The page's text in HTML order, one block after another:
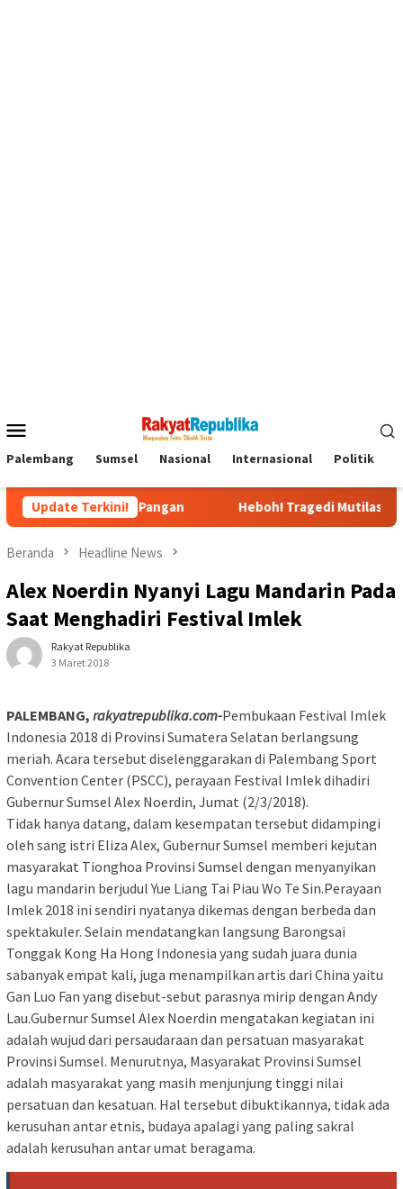
Mobile
Palembang Sumsel Nasional Internasional Politik
Update Terkini!
Pangan Heboh! Tragedi Mutilasi di Depok:
Beranda Headline News
Alex Noerdin Nyanyi Lagu Mandarin Pada
Saat Menghadiri Festival Imlek
Rakyat Republika
3 Maret 2018
PALEMBANG, rakyatrepublika.com-Pembukaan Festival Imlek
Indonesia 2018 di Provinsi Sumatera Selatan berlangsung
meriah. Acara tersebut diselenggarakan di Palembang Sport
Convention Center (PSCC), perayaan Festival Imlek dihadiri
Gubernur Sumsel Alex Noerdin, Jumat (2/3/2018).
Tidak hanya datang, dalam kesempatan tersebut didampingi
oleh sang istri Eliza Alex, Gubernur Sumsel memberi kejutan
masyarakat Tionghoa Provinsi Sumsel dengan menyanyikan
lagu mandarin berjudul Yue Liang Tai Piau Wo Te Sin.Perayaan
Imlek 2018 ini sendiri nyatanya dikemas dengan berbeda dan
spektakuler. Selain mendatangkan langsung Barongsai
Tonggak Kong Ha Hong Indonesia yang sudah juara dunia
sabanyak empat kali, juga menampilkan artis dari China yaitu
Gan Luo Fan yang disebut-sebut parasnya mirip dengan Andy
Lau.Gubernur Sumsel Alex Noerdin mengatakan kegiatan ini
adalah wujud dari persaudaraan dan persatuan masyarakat
Provinsi Sumsel. Menurutnya, Masyarakat Provinsi Sumsel
adalah masyarakat yang masih menjunjung tinggi nilai
persatuan dan kesatuan. Hal tersebut dibuktikannya, tidak ada
kerusuhan antar etnis, budaya apalagi yang paling sakral
adalah kerusuhan antar umat beragama.